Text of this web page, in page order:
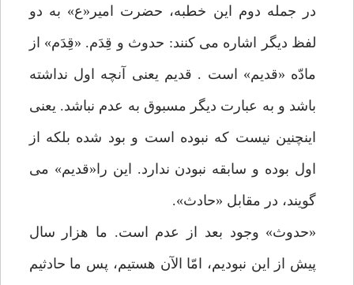
در جمله دوم این خطبه، حضرت امیر«ع» به دو
لفظ دیگر اشاره می کنند: حدوث و قِدَم. «قِدَم» از
مادّه «قدیم» است . قدیم یعنی آنچه اول نداشته
باشد و به عبارت دیگر مسبوق به عدم نباشد. یعنی
اینچنین نیست که نبوده است و بود شده بلکه از
اول بوده و سابقه نبودن ندارد. این را«قدیم» می
گویند، در مقابل «حادث».
«حدوث» وجود بعد از عدم است. ما هزار سال
پیش از این نبودیم، امّا الآن هستیم، پس ما حادثیم